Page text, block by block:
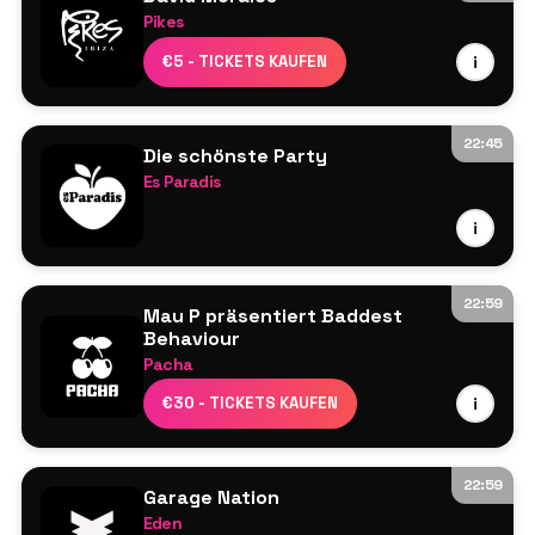
Pikes
€5 - TICKETS KAUFEN i
David Morales
Mehr wird noch bekannt gegeben
22:45
Die schönste Party
Es Paradis
i
22:59
Mau P präsentiert Baddest
Behaviour
Pacha
€30 - TICKETS KAUFEN i
Discip
Loco Dice
Mau P
Toman
22:59
Garage Nation
Eden